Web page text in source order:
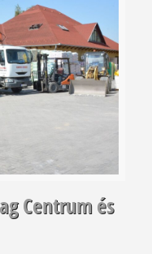
Centrum és